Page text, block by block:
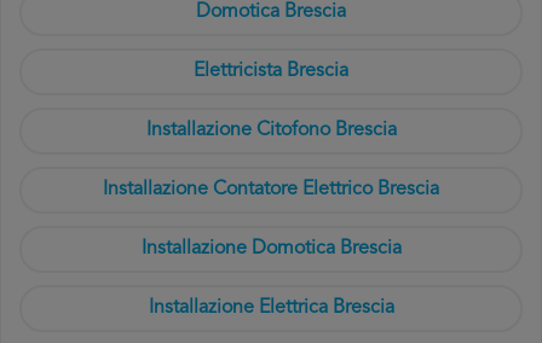
Domotica Brescia
Elettricista Brescia
Installazione Citofono Brescia
Installazione Contatore Elettrico Brescia
Installazione Domotica Brescia
Installazione Elettrica Brescia